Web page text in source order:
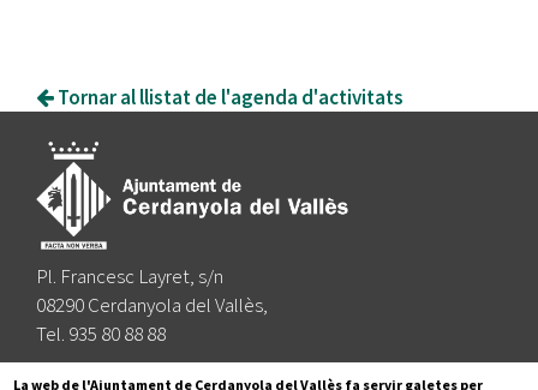
Tornar al llistat de l'agenda d'activitats
Pl. Francesc Layret, s/n
08290 Cerdanyola del Vallès,
Tel. 935 80 88 88
Segueix-nos a:
La web de l'Ajuntament de Cerdanyola del Vallès fa servir galetes per